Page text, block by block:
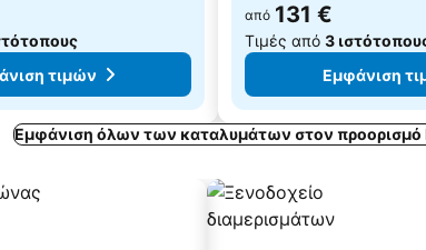
τιμών
από 131 €
Τιμές από 3
Εμφάνιση
Εμφάνιση όλων των καταλυμάτων στον προορισμό